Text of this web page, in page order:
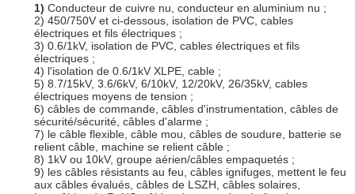
1) Conducteur de cuivre nu, conducteur en aluminium nu ;
2) 450/750V et ci-dessous, isolation de PVC, cables
électriques et fils électriques ;
3) 0.6/1kV, isolation de PVC, cables électriques et fils
électriques ;
4) l'isolation de 0.6/1kV XLPE, cable ;
5) 8.7/15kV, 3.6/6kV, 6/10kV, 12/20kV, 26/35kV, cables
électriques moyens de tension ;
6) câbles de commande, câbles d'instrumentation, câbles de
sécurité/sécurité, câbles d'alarme ;
7) le câble flexible, câble mou, câbles de soudure, batterie se
relient câble, machine se relient câble ;
8) 1kV ou 10kV, groupe aérien/câbles empaquetés ;
9) les câbles résistants au feu, câbles ignifuges, mettent le feu
aux câbles évalués, câbles de LSZH, câbles solaires,